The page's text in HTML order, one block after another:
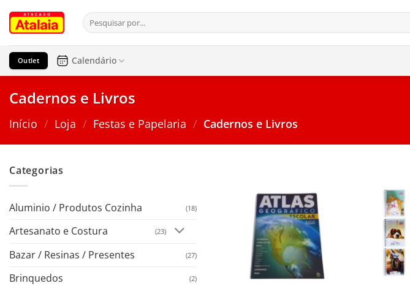
para
conteúdo
Pesquisar
por:
Outlet Calendário
Cadernos e Livros
Início / Loja / Festas e Papelaria / Cadernos e Livros
Categorias
Aluminio / Produtos Cozinha (18)
Artesanato e Costura (23)
Bazar / Resinas / Presentes (27)
Brinquedos (2)